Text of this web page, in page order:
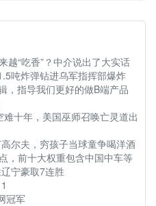
越“吃香”？中介说出了大实话
吨炸弹钻进乌军指挥部爆炸
，指导我们更好的做B端产品
十年，美国巫师召唤亡灵道出
尔夫，穷孩子当球童争喝洋酒
，前十大权重包含中国中车等
宁豪取7连胜
冠军